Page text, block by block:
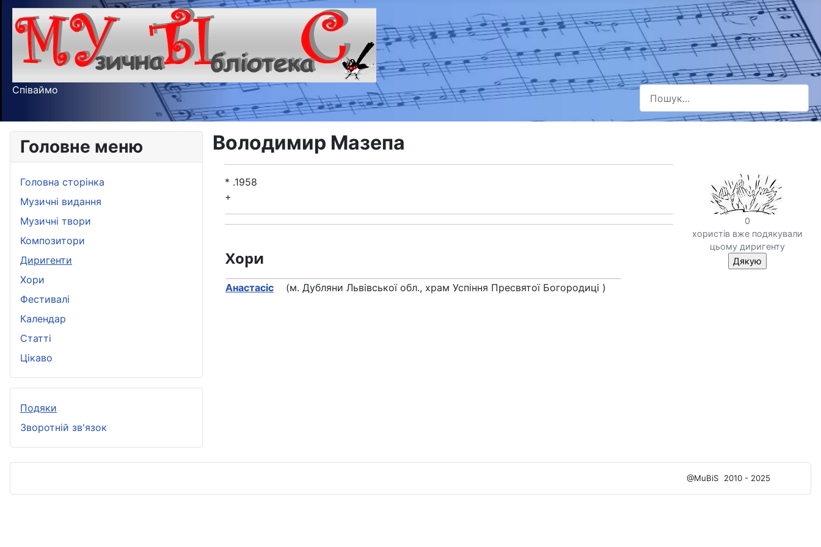
Співаймо Пошук
Type 2 or more characters for results.
Головне меню
Головна сторінка
Музичні видання
Музичні твори
Композитори
Диригенти
Хори
Фестивалі
Календар
Статті
Цікаво
Подяки
Зворотній зв'язок
Володимир Мазепа
0
хористів вже подякували
цьому диригенту
* .1958
+
Хори
Анастасiс (м. Дубляни Львівської обл., храм Успiння Пресвятої Богородицi )
@MuBiS 2010 - 2025